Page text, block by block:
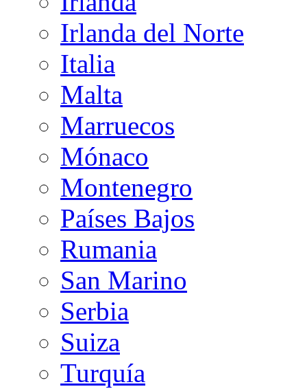
Irlanda del Norte
Italia
Malta
Marruecos
Mónaco
Montenegro
Países Bajos
Rumania
San Marino
Serbia
Suiza
Turquía